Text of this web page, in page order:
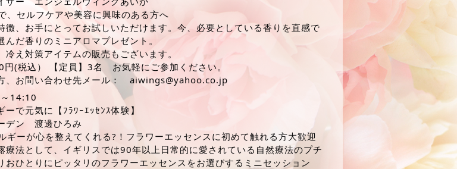
、セルフケアや美容に興味のある方へ
徴、お手にとってお試しいただけます。今、必要としている香りを直感で
んだ香りのミニアロマプレゼント。
冷え対策アイテムの販売もございます。
円(税込） 【定員】3名 お気軽にご参加ください。
、お問い合わせ先メール： aiwings@yahoo.co.jp
14:10
ーで元気に【ﾌﾗﾜｰｴｯｾﾝｽ体験】
デン 渡邊ひろみ
ギーが心を整えてくれる?！フラワーエッセンスに初めて触れる方大歓迎
療法として、イギリスでは90年以上日常的に愛されている自然療法のプチ
おひとりにピッタリのフラワーエッセンスをお選びするミニセッション